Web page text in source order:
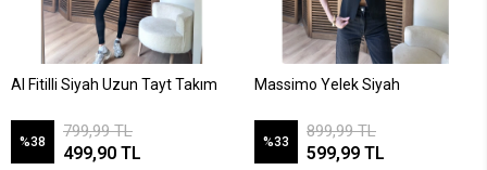
Al Fitilli Siyah Uzun Tayt Takım
%38
799,99 TL
499,90 TL
Massimo Yelek Siyah
%33
899,99 TL
599,99 TL